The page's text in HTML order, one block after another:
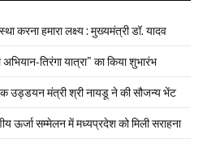
करना हमारा लक्ष्य : मुख्यमंत्री डॉ. यादव
तिरंगा यात्रा" का किया शुभारंभ
उड्डयन मंत्री श्री नायडू ने की सौजन्य भेंट
ऊर्जा सम्मेलन में मध्यप्रदेश को मिली सराहना